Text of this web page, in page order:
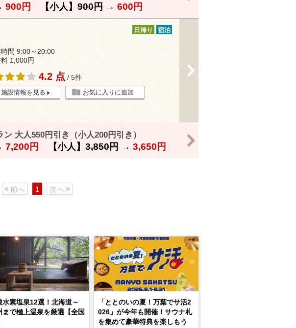
900円 【小人】900円→ 600円
日帰り 宿泊
間 9:00～20:00
1,000円
4.2 点 / 5件
施設情報を見る お気に入りに追加
大人550円引き（小人200円引き）
7,200円 【小人】3,850円→ 3,650円
前へ 1 次へ
水素塩泉12選！北海道～
まで極上温泉を厳選【全国
「ととのいの夏！万葉でサ活2
026」が今年も開催！サウナ札
を集めて豪華特典を楽しもう